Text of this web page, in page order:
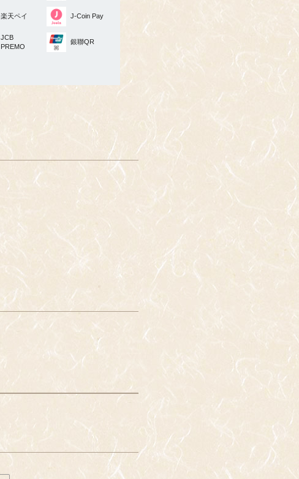
楽天ペイ J-Coin Pay
JCB
PREMO
銀聯QR